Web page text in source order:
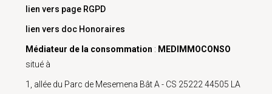
lien vers page RGPD
lien vers doc Honoraires
Médiateur de la consommation : MEDIMMOCONSO
situé à
1, allée du Parc de Mesemena Bât A - CS 25222 44505 LA